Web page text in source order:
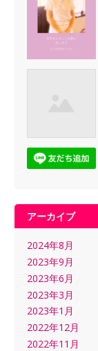
アーカイブ
2024年8月
2023年9月
2023年6月
2023年3月
2023年1月
2022年12月
2022年11月